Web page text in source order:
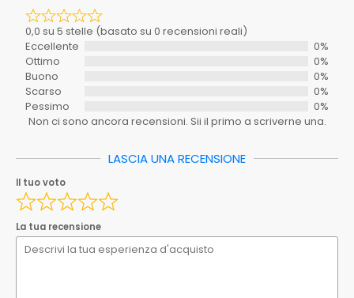
Materiale
Richiede_montaggio
Stanza
BAGNO
Tipo
Serie
MEDIA20
Spedizione_ebay
0.00
Spedizione_ebay_1
Ean
EAN
8033408934174
Il tuo voto
La tua recensione
Il tuo indirizzo email
0,0 su 5 stelle (basato su 0 recensioni reali)
Eccellente
0%
Ottimo
0%
Buono
0%
Scarso
0%
Pessimo
0%
Non ci sono ancora recensioni. Sii il primo a scriverne una.
LASCIA UNA RECENSIONE
Il tuo voto
La tua recensione